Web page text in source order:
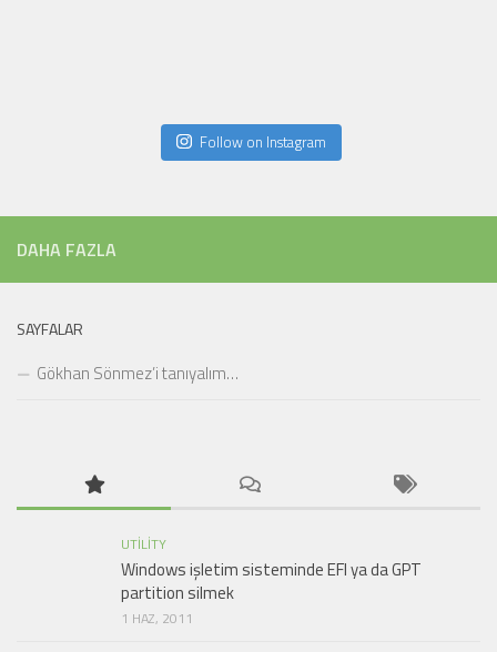
Follow on Instagram
DAHA FAZLA
SAYFALAR
Gökhan Sönmez’i tanıyalım…
UTILITY
Windows işletim sisteminde EFI ya da GPT
partition silmek
1 HAZ, 2011